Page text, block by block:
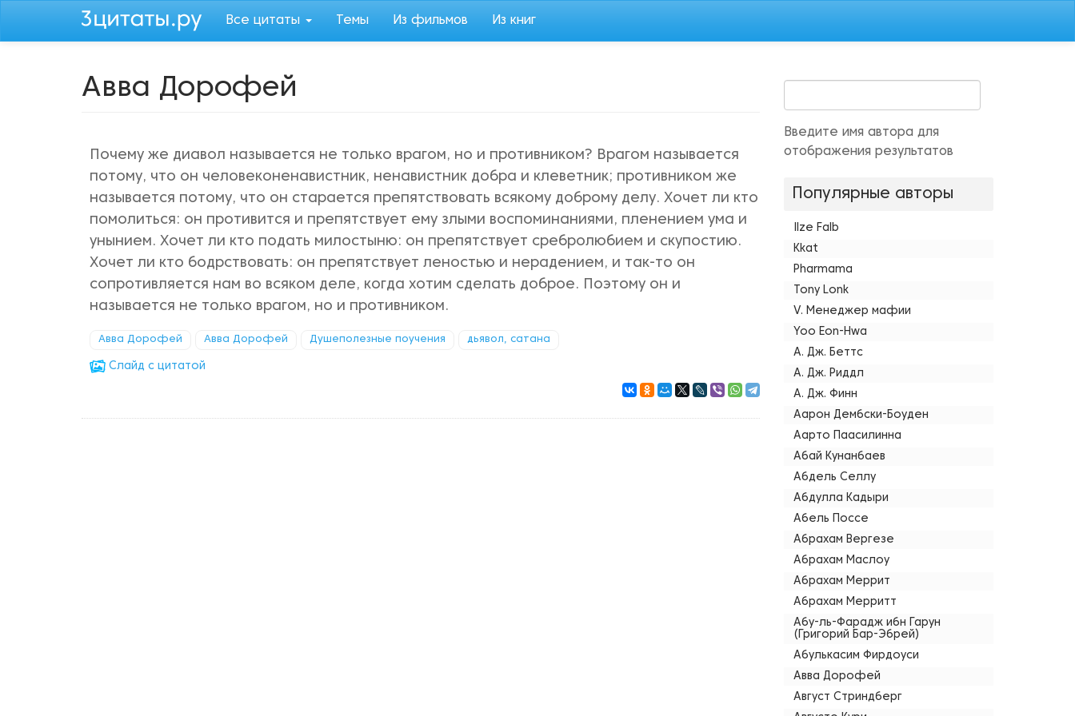
Все цитаты Темы Из фильмов Из книг
Авва Дорофей
Почему же диавол называется не только врагом, но и противником? Врагом называется
потому, что он человеконенавистник, ненавистник добра и клеветник; противником же
называется потому, что он старается препятствовать всякому доброму делу. Хочет ли кто
помолиться: он противится и препятствует ему злыми воспоминаниями, пленением ума и
унынием. Хочет ли кто подать милостыню: он препятствует сребролюбием и скупостию.
Хочет ли кто бодрствовать: он препятствует леностью и нерадением, и так-то он
сопротивляется нам во всяком деле, когда хотим сделать доброе. Поэтому он и
называется не только врагом, но и противником.
Авва Дорофей Авва Дорофей Душеполезные поучения дьявол, сатана
Cлайд с цитатой
Введите имя автора для
отображения результатов
Популярные авторы
Ilze Falb
Kkat
Pharmama
Tony Lonk
V. Менеджер мафии
Yoo Eon-Hwa
А. Дж. Беттс
А. Дж. Риддл
А. Дж. Финн
Аарон Дембски-Боуден
Аарто Паасилинна
Абай Кунанбаев
Абдель Селлу
Абдулла Кадыри
Абель Поссе
Абрахам Вергезе
Абрахам Маслоу
Абрахам Меррит
Абрахам Мерритт
Абу-ль-Фарадж ибн Гарун
(Григорий Бар-Эбрей)
Абулькасим Фирдоуси
Авва Дорофей
Август Стриндберг